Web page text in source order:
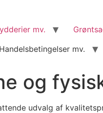
mv.
Handelsbetingelser mv.
og
udvalg af